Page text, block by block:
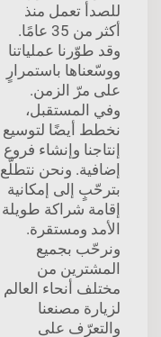
للصدأ تعمل منذ
أكثر من 35 عامًا.
وقد طوّرنا عملياتنا
ووسّعناها باستمرارٍ
على مرّ الزمن.
وفي المستقبل،
نخطط أيضًا لتوسيع
إنتاجنا وإنشاء فروع
إضافية. ونحن نتطلّع
بترحّبٍ إلى إمكانية
إقامة شراكة طويلة
الأمد ومستقرة.
ونرحّب بجميع
المشترين من
مختلف أنحاء العالم
لزيارة مصنعنا
والتعرّف على